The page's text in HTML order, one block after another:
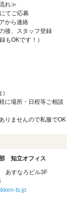
れ≫
てご応募
から連絡
後、スタッフ登録
もOKです！）
に場所・日程等ご相談
りませんので私服でOK
知立オフィス
あすなろビル3F
ts.jp